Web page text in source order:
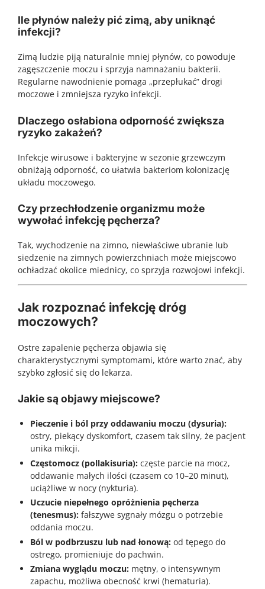
Ile płynów należy pić zimą, aby uniknąć
infekcji?
Zimą ludzie piją naturalnie mniej płynów, co powoduje
zagęszczenie moczu i sprzyja namnażaniu bakterii.
Regularne nawodnienie pomaga „przepłukać” drogi
moczowe i zmniejsza ryzyko infekcji.
Dlaczego osłabiona odporność zwiększa
ryzyko zakażeń?
Infekcje wirusowe i bakteryjne w sezonie grzewczym
obniżają odporność, co ułatwia bakteriom kolonizację
układu moczowego.
Czy przechłodzenie organizmu może
wywołać infekcję pęcherza?
Tak, wychodzenie na zimno, niewłaściwe ubranie lub
siedzenie na zimnych powierzchniach może miejscowo
ochładzać okolice miednicy, co sprzyja rozwojowi infekcji.
Jak rozpoznać infekcję dróg
moczowych?
Ostre zapalenie pęcherza objawia się
charakterystycznymi symptomami, które warto znać, aby
szybko zgłosić się do lekarza.
Jakie są objawy miejscowe?
Pieczenie i ból przy oddawaniu moczu (dysuria):
ostry, piekący dyskomfort, czasem tak silny, że pacjent
unika mikcji.
Częstomocz (pollakisuria): częste parcie na mocz,
oddawanie małych ilości (czasem co 10–20 minut),
uciążliwe w nocy (nykturia).
Uczucie niepełnego opróżnienia pęcherza
(tenesmus): fałszywe sygnały mózgu o potrzebie
oddania moczu.
Ból w podbrzuszu lub nad łonową: od tępego do
ostrego, promieniuje do pachwin.
Zmiana wyglądu moczu: mętny, o intensywnym
zapachu, możliwa obecność krwi (hematuria).